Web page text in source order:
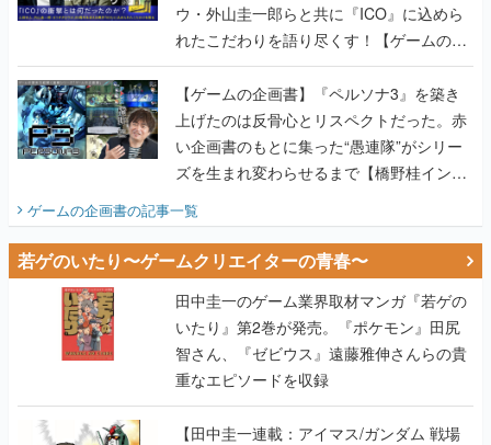
ウ・外山圭一郎らと共に『ICO』に込めら
れたこだわりを語り尽くす！【ゲームの企
画書】
【ゲームの企画書】『ペルソナ3』を築き
上げたのは反骨心とリスペクトだった。赤
い企画書のもとに集った“愚連隊”がシリー
ズを生まれ変わらせるまで【橋野桂インタ
ゲームの企画書の記事一覧
若ゲのいたり〜ゲームクリエイターの青春〜
田中圭一のゲーム業界取材マンガ『若ゲの
いたり』第2巻が発売。『ポケモン』田尻
智さん、『ゼビウス』遠藤雅伸さんらの貴
重なエピソードを収録
【田中圭一連載：アイマス/ガンダム 戦場